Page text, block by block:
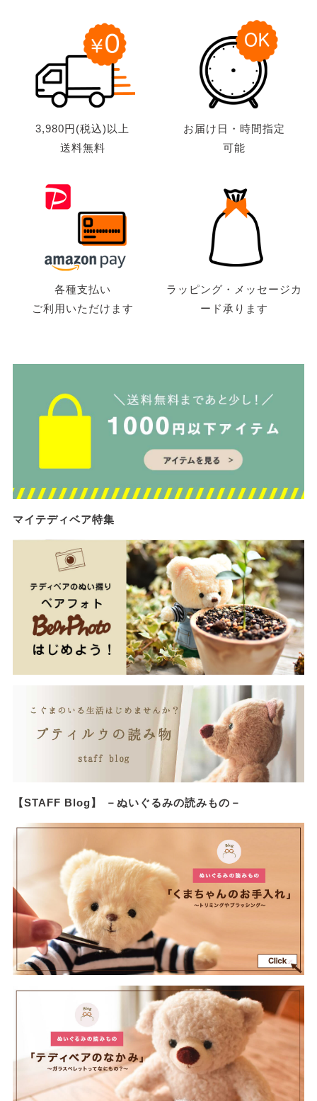
3,980円(税込)以上
送料無料
お届け日・時間指定
可能
各種支払い
ご利用いただけます
ラッピング・メッセージカ
ード承ります
マイテディベア特集
【STAFF Blog】 －ぬいぐるみの読みもの－